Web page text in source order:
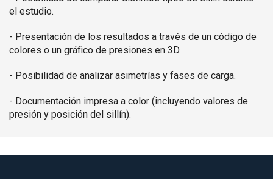
el estudio.
- Presentación de los resultados a través de un código de
colores o un gráfico de presiones en 3D.
- Posibilidad de analizar asimetrías y fases de carga.
- Documentación impresa a color (incluyendo valores de
presión y posición del sillín).